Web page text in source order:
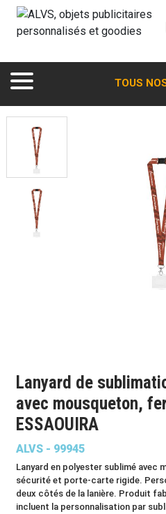
TOUS
Lanyard de
avec mousqueton,
ESSAOUIRA
ALVS - 99945
Lanyard en polyester sublimé avec
sécurité et porte-carte rigide.
deux côtés de la lanière. Produit
incluent la personnalisation par